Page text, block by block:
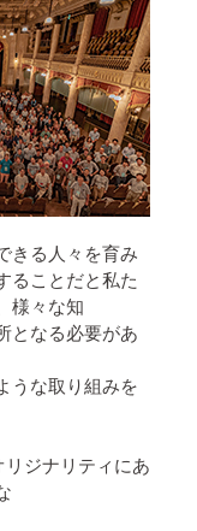
きる人々を育み
ることだと私た
様々な知
となる必要があ
うな取り組みを
リジナリティにあ